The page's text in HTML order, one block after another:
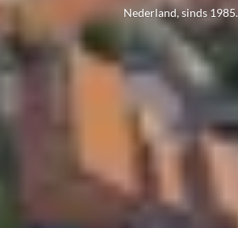
Nederland, sinds 1985.